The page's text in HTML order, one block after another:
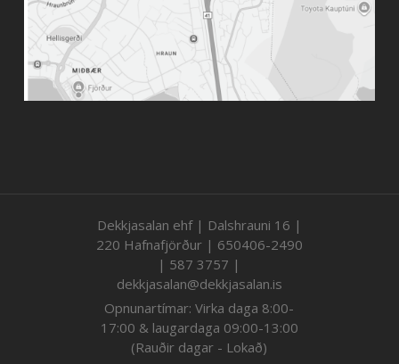
Dekkjasalan ehf | Dalshrauni 16 |
220 Hafnafjörður | 650406-2490
| 587 3757 |
dekkjasalan@dekkjasalan.is
Opnunartímar: Virka daga 8:00-
17:00 & laugardaga 09:00-13:00
(Rauðir dagar - Lokað)